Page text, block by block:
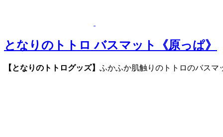
となりのトトロ バスマット《原っぱ》
【となりのトトログッズ】 ふかふか肌触りのトトロのバスマ